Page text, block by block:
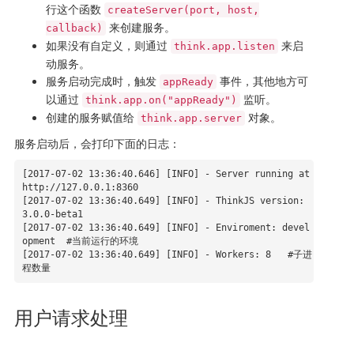
行这个函数
createServer(port, host,
callback)
来创建服务。
如果没有自定义，则通过 think.app.listen 来启
动服务。
服务启动完成时，触发 appReady 事件，其他地方可
以通过 think.app.on("appReady")
监听。
创建的服务赋值给 think.app.server 对象。
服务启动后，会打印下面的日志：
[2017-07-02 13:36:40.646] [INFO] - Server running at
http://127.0.0.1:8360
[2017-07-02 13:36:40.649] [INFO] - ThinkJS version:
3.0.0-beta1
[2017-07-02 13:36:40.649] [INFO] - Enviroment: devel
opment  #当前运行的环境
[2017-07-02 13:36:40.649] [INFO] - Workers: 8   #子进
程数量
用户请求处理